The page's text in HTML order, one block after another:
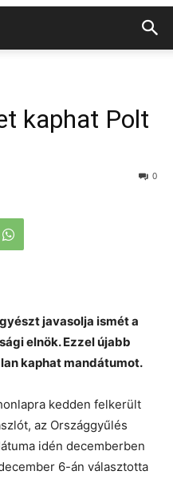
kaphat Polt
0
javasolja ismét a
elnök. Ezzel újabb
kaphat mandátumot.
kedden felkerült
az Országgyűlés
idén decemberben
6-án választotta